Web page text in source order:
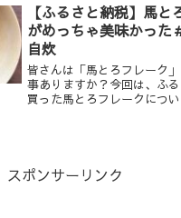
【ふるさと納税】馬と
がめっちゃ美味かった
自炊
皆さんは「馬とろフレーク
事ありますか？今回は、ふ
買った馬とろフレークにつ
スポンサーリンク